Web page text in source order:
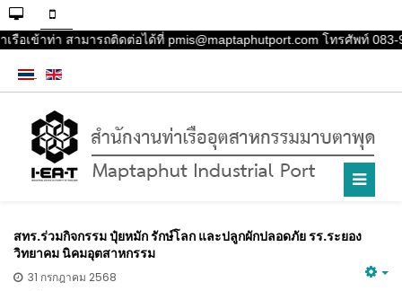
าท่า สามารถติดต่อได้ที่ pmis@maptaphutport.com โทรศัพท์ 083-
สทร.ร่วมกิจกรรม ปุ๋ยหมัก รักษ์โลก และปลูกผักปลอดภัย รร.ระยอง
วิทยาคม นิคมอุตสาหกรรม
31 กรกฎาคม 2568